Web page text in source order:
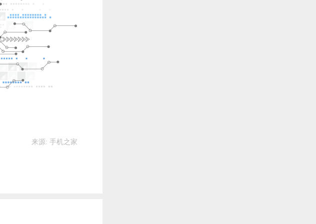
来源: 手机之家